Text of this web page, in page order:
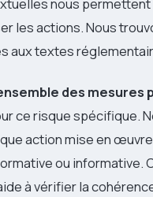
nous
les actions. Nous
aux textes
des mesures
ce risque spécifique.
action mise en
ou informative.
à vérifier la